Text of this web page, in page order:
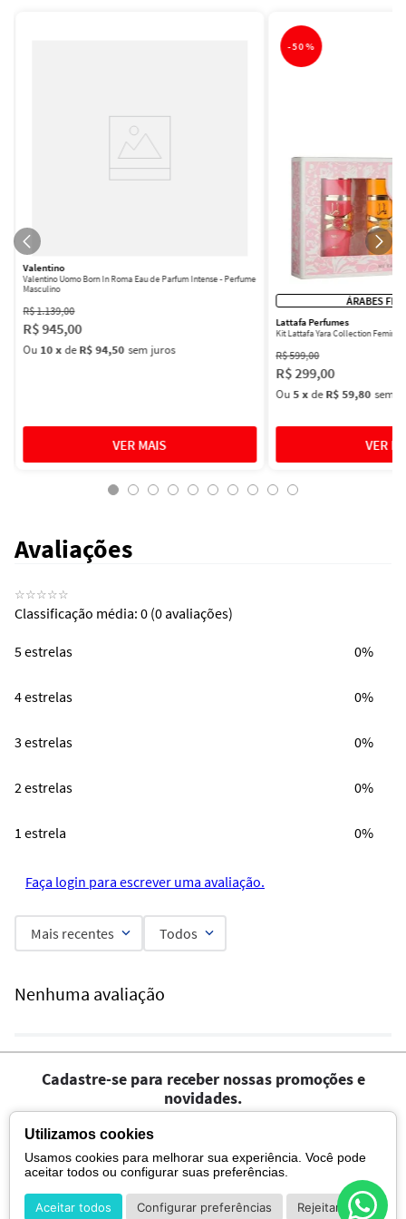
Valentino
Valentino Uomo Born In Roma Eau de Parfum Intense - Perfume
Masculino
R$1.139,00
R$945,00
Ou 10xdeR$ 94,50 sem juros
-50%
ÁRABES
Lattafa Perfumes
Kit Lattafa Yara Collection
R$599,00
R$299,00
Ou5xdeR$ 59,80 sem
Avaliações
☆☆☆☆☆
Classificação média: 0 (0 avaliações)
5 estrelas 0%
4 estrelas 0%
3 estrelas 0%
2 estrelas 0%
1 estrela 0%
Faça login para escrever uma avaliação.
Mais recentes Todos
Nenhuma avaliação
Cadastre-se para receber nossas promoções e
novidades.
Utilizamos cookies
Usamos cookies para melhorar sua experiência. Você pode
aceitar todos ou configurar suas preferências.
Aceitar todos Configurar preferências Rejeitar